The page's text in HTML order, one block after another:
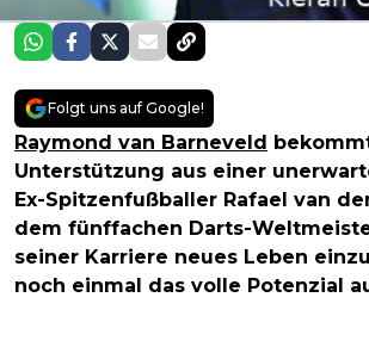
Folgt uns auf Google!
Raymond van Barneveld
Unterstützung aus einer
Ex-Spitzenfußballer Rafael van
dem fünffachen Darts-
seiner Karriere neues Leben
noch einmal das volle Potenzial